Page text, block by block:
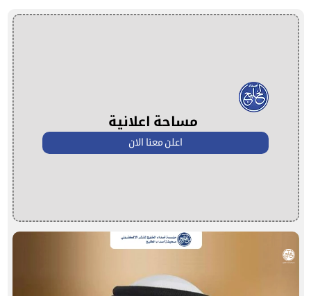
مساحة اعلانية
اعلن معنا الان